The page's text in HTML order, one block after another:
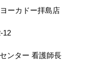
ーカドー拝島店
12
ンター 看護師長